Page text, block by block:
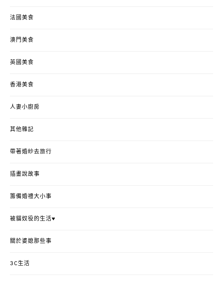
法國美食
澳門美食
英國美食
香港美食
人妻小廚房
其他雜記
帶著婚紗去旅行
插畫說故事
籌備婚禮大小事
被貓奴役的生活♥
關於婆媳那些事
3C生活